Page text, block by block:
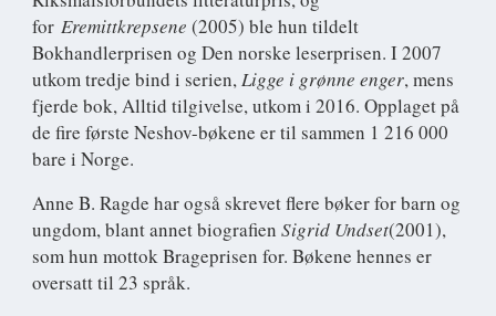
for Eremittkrepsene (2005) ble hun tildelt
Bokhandlerprisen og Den norske leserprisen. I 2007
utkom tredje bind i serien,Ligge i grønne enger, mens
fjerde bok, Alltid tilgivelse, utkom i 2016. Opplaget på
de fire første Neshov-bøkene er til sammen 1 216 000
bare i Norge.
Anne B. Ragde har også skrevet flere bøker for barn og
ungdom, blant annet biografien Sigrid Undset(2001),
som hun mottok Brageprisen for. Bøkene hennes er
oversatt til 23 språk.